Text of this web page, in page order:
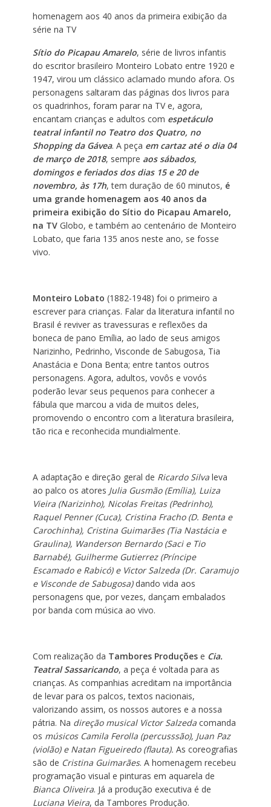
homenagem aos 40 anos da primeira exibição da
série na TV
Sítio do Picapau Amarelo, série de livros infantis
do escritor brasileiro Monteiro Lobato entre 1920 e
1947, virou um clássico aclamado mundo afora. Os
personagens saltaram das páginas dos livros para
os quadrinhos, foram parar na TV e, agora,
encantam crianças e adultos com espetáculo
teatral infantil no Teatro dos Quatro, no
Shopping da Gávea. A peça em cartaz até o dia 04
de março de 2018, sempre aos sábados,
domingos e feriados dos dias 15 e 20 de
novembro, às 17h, tem duração de 60 minutos, é
uma grande homenagem aos 40 anos da
primeira exibição do Sítio do Picapau Amarelo,
na TVGlobo, e também ao centenário de Monteiro
Lobato, que faria 135 anos neste ano, se fosse
vivo.
Monteiro Lobato (1882-1948) foi o primeiro a
escrever para crianças. Falar da literatura infantil no
Brasil é reviver as travessuras e reflexões da
boneca de pano Emília, ao lado de seus amigos
Narizinho, Pedrinho, Visconde de Sabugosa, Tia
Anastácia e Dona Benta; entre tantos outros
personagens. Agora, adultos, vovôs e vovós
poderão levar seus pequenos para conhecer a
fábula que marcou a vida de muitos deles,
promovendo o encontro com a literatura brasileira,
tão rica e reconhecida mundialmente.
A adaptação e direção geral de Ricardo Silvaleva
ao palco os atores Julia Gusmão (Emília), Luiza
Vieira (Narizinho), Nicolas Freitas (Pedrinho),
Raquel Penner (Cuca), Cristina Fracho (D. Benta e
Carochinha), Cristina Guimarães (Tia Nastácia e
Graulina), Wanderson Bernardo (Saci e Tio
Barnabé), Guilherme Gutierrez (Príncipe
Escamado e Rabicó) e Victor Salzeda (Dr. Caramujo
e Visconde de Sabugosa)dando vida aos
personagens que, por vezes, dançam embalados
por banda com música ao vivo.
Com realização da Tambores Produçõese Cia.
Teatral Sassaricando, a peça é voltada para as
crianças. As companhias acreditam na importância
de levar para os palcos, textos nacionais,
valorizando assim, os nossos autores e a nossa
pátria. Na direção musical Victor Salzedacomanda
os músicos Camila Ferolla (percusssão), Juan Paz
(violão) e Natan Figueiredo (flauta). As coreografias
são de Cristina Guimarães. A homenagem recebeu
programação visual e pinturas em aquarela de
Bianca Oliveira. Já a produção executiva é de
Luciana Vieira, da Tambores Produção.